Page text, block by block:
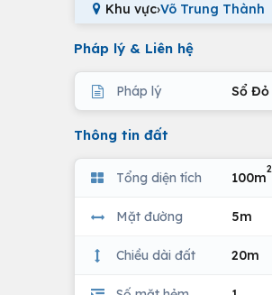
Khu vực›Võ Trung Thành
Pháp lý & Liên hệ
Pháp lý Sổ Đỏ
Thông tin đất
Tổng diện tích 100m
2
Mặt đường 5m
Chiều dài đất 20m